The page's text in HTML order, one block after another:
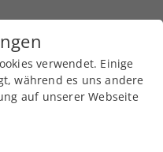
verwendet. Einige
während es uns andere
auf unserer Webseite